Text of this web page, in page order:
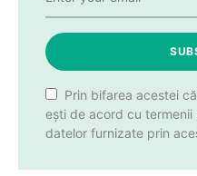
Prin bifarea acestei
ești de acord cu
datelor furnizate prin